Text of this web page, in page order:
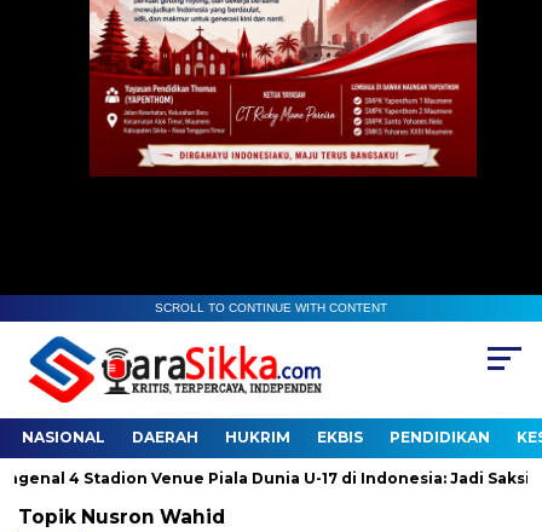
SCROLL TO CONTINUE WITH CONTENT
NASIONAL DAERAH HUKRIM EKBIS PENDIDIKAN
4 Stadion Venue Piala Dunia U-17 di Indonesia: Jadi Saksi
Topik Nusron Wahid